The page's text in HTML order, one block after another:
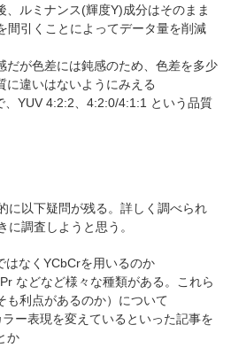
、ルミナンス(輝度Y)成分はそのまま
間引くことによってデータ量を削減
だが色差には鈍感のため、色差を多少
に違いはないようにみえる
、YUV 4:2:2、4:2:0/4:1:1 という品質
に以下疑問が残る。詳しく調べられ
に調査しようと思う。
はなくYCbCrを用いるのか
などなど様々な種類がある。これら
も利点があるのか）について
ー表現を変えているといった記事を
か